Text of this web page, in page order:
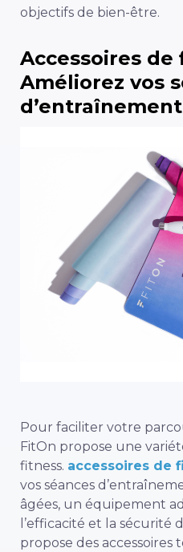
objectifs de bien-être.
Accessoires de
Améliorez vos
d’entraînement
Pour faciliter votre
FitOn propose une
fitness. accessoires de
vos séances
âgées, un équipement
l’efficacité et la sécurité
propose des accessoires